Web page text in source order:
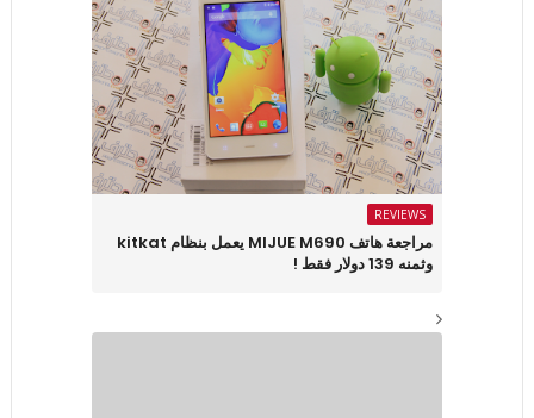
REVIEWS
مراجعة هاتف MIJUE M690 يعمل بنظام kitkat
وثمنه 139 دولار فقط !